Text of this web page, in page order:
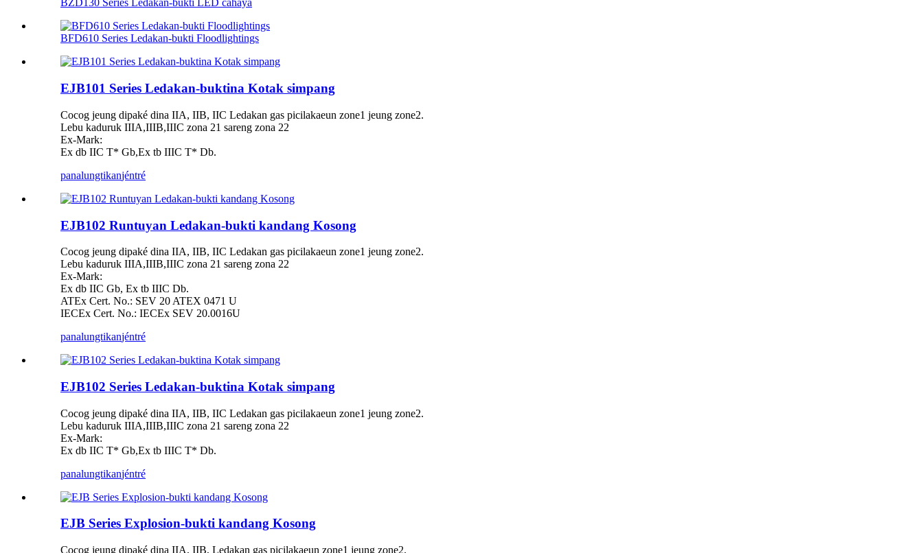
BZD130 Series Ledakan-bukti LED cahaya
BFD610 Series Ledakan-bukti Floodlightings
EJB101 Series Ledakan-buktina Kotak simpang
Cocog jeung dipaké dina IIA, IIB, IIC Ledakan gas picilakaeun zone1 jeung zone2.
Lebu kaduruk IIIA,IIIB,IIIC zona 21 sareng zona 22
Ex-Mark:
Ex db IIC T* Gb,Ex tb IIIC T* Db.
panalungtikanjéntré
EJB102 Runtuyan Ledakan-bukti kandang Kosong
Cocog jeung dipaké dina IIA, IIB, IIC Ledakan gas picilakaeun zone1 jeung zone2.
Lebu kaduruk IIIA,IIIB,IIIC zona 21 sareng zona 22
Ex-Mark:
Ex db IIC Gb, Ex tb IIIC Db.
ATEx Cert. No.: SEV 20 ATEX 0471 U
IECEx Cert. No.: IECEx SEV 20.0016U
panalungtikanjéntré
EJB102 Series Ledakan-buktina Kotak simpang
Cocog jeung dipaké dina IIA, IIB, IIC Ledakan gas picilakaeun zone1 jeung zone2.
Lebu kaduruk IIIA,IIIB,IIIC zona 21 sareng zona 22
Ex-Mark:
Ex db IIC T* Gb,Ex tb IIIC T* Db.
panalungtikanjéntré
EJB Series Explosion-bukti kandang Kosong
Cocog jeung dipaké dina IIA, IIB, Ledakan gas picilakaeun zone1 jeung zone2.